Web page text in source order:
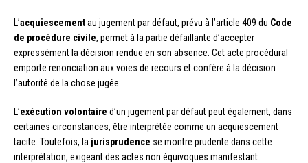
L’acquiescementau jugement par défaut, prévu à l’article 409 du Code
de procédure civile, permet à la partie défaillante d’accepter
expressément la décision rendue en son absence. Cet acte procédural
emporte renonciation aux voies de recours et confère à la décision
l’autorité de la chose jugée.
L’exécution volontaire d’un jugement par défaut peut également, dans
certaines circonstances, être interprétée comme un acquiescement
tacite. Toutefois, la jurisprudence se montre prudente dans cette
interprétation, exigeant des actes non équivoques manifestant